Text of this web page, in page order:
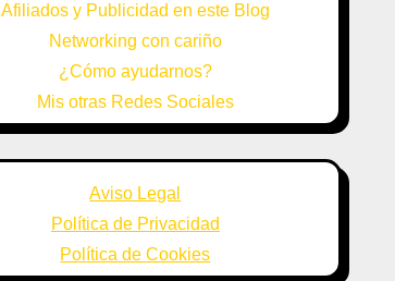
Afiliados y Publicidad en este Blog
Networking con cariño
¿Cómo ayudarnos?
Mis otras Redes Sociales
Aviso Legal
Política de Privacidad
Política de Cookies